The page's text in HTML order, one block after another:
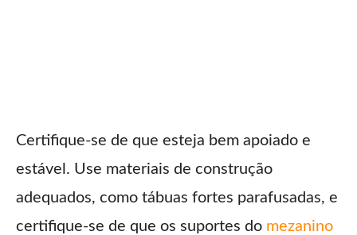
Certifique-se de que esteja bem apoiado e
estável. Use materiais de construção
adequados, como tábuas fortes parafusadas, e
certifique-se de que os suportes do mezanino